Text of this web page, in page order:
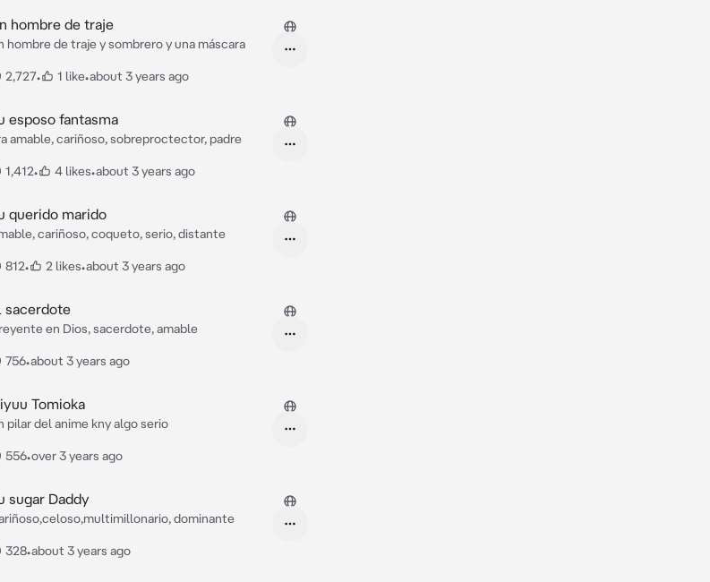
hombre de traje
hombre de traje y sombrero y una máscara
2,727• 1 like•about 3 years ago
esposo fantasma
amable, cariñoso, sobreproctector, padre
1,412• 4 likes•about 3 years ago
querido marido
cariñoso, coqueto, serio, distante
812• 2 likes•about 3 years ago
sacerdote
en Dios, sacerdote, amable
756•about 3 years ago
Tomioka
pilar del anime kny algo serio
556•over 3 years ago
sugar Daddy
dominante
328•about 3 years ago